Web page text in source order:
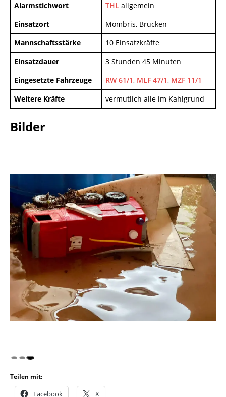
Alarmstichwort
THL allgemein
Einsatzort
Mömbris, Brücken
Mannschaftsstärke
10 Einsatzkräfte
Einsatzdauer
3 Stunden 45 Minuten
Eingesetzte Fahrzeuge
RW 61/1, MLF 47/1, MZF 11/1
Weitere Kräfte
vermutlich alle im Kahlgrund
Bilder
Teilen mit:
Facebook X